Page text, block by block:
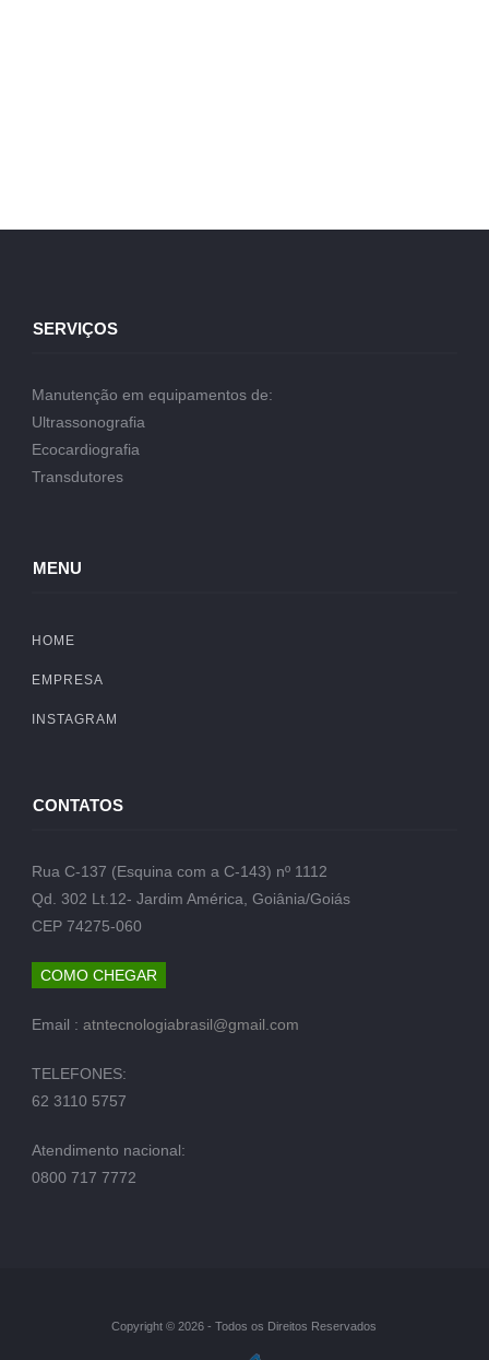
SERVIÇOS
Manutenção em equipamentos de:
Ultrassonografia
Ecocardiografia
Transdutores
MENU
HOME
EMPRESA
INSTAGRAM
CONTATOS
Rua C-137 (Esquina com a C-143) nº 1112
Qd. 302 Lt.12- Jardim América, Goiânia/Goiás
CEP 74275-060
COMO CHEGAR
Email : atntecnologiabrasil@gmail.com
TELEFONES:
62 3110 5757
Atendimento nacional:
0800 717 7772
Copyright © 2026 - Todos os Direitos Reservados